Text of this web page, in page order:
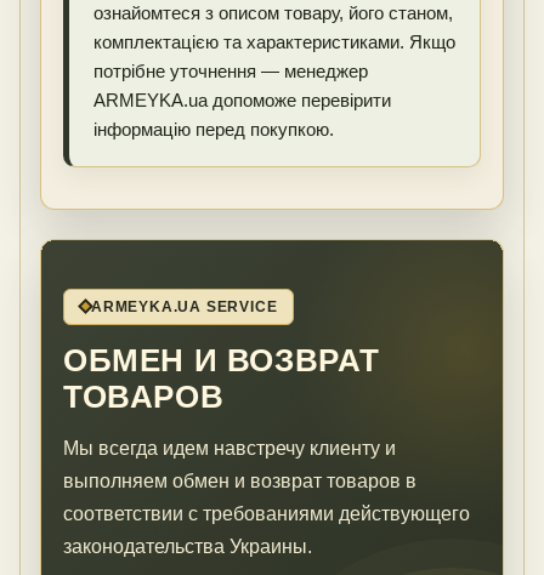
ознайомтеся з описом товару, його станом,
комплектацією та характеристиками. Якщо
потрібне уточнення — менеджер
ARMEYKA.ua допоможе перевірити
інформацію перед покупкою.
ARMEYKA.UA SERVICE
ОБМЕН И ВОЗВРАТ
ТОВАРОВ
Мы всегда идем навстречу клиенту и
выполняем обмен и возврат товаров в
соответствии с требованиями действующего
законодательства Украины.